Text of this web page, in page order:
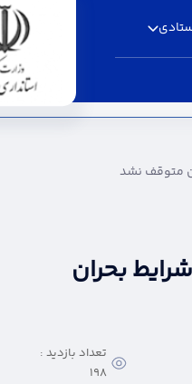
- استانداری قزوین
متوقف نشد
بحران
تعداد بازدید :
198